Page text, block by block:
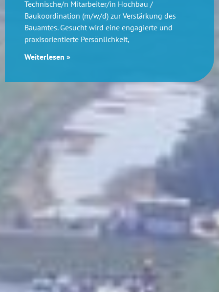
Technische/n Mitarbeiter/in Hochbau /
Baukoordination (m/w/d) zur Verstärkung des
Bauamtes. Gesucht wird eine engagierte und
praxisorientierte Persönlichkeit,
Weiterlesen »